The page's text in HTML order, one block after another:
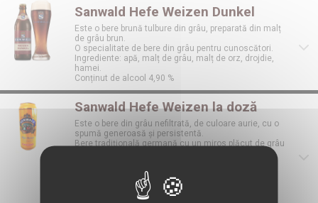
Sanwald Hefe Weizen Dunkel
Este o bere brună tulbure din grâu, preparată din malț
de grâu brun.
O specialitate de bere din grâu pentru cunoscători.
Ingrediente: apă, malț de grâu, malț de orz, drojdie,
hamei.
Conținut de alcool 4,90 %
Sanwald Hefe Weizen la doză
Este o bere din grâu nefiltrată, de culoare aurie, cu o
spumă generoasă și persistentă.
Bere tradițională germană cu un miros plăcut de grâu
Ingrediente: apă, malț de grâu, malț de orz, drojdie,